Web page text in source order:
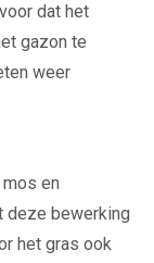
dat het
gazon te
weer
en
deze bewerking
het gras ook